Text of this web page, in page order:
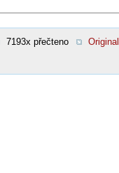
7193x přečteno
Original